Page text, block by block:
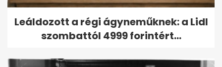
Leáldozott a régi ágyneműknek: a Lidl
szombattól 4999 forintért...